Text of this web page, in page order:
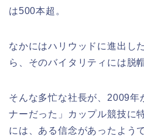
は500本超。
なかにはハリウッドに進出し
ら、そのバイタリティには脱
そんな多忙な社長が、2009年
ナーだった」カップル競技に
には、ある信念があったよう